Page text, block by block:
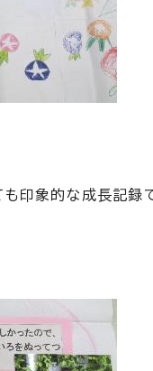
印象的な成長記録